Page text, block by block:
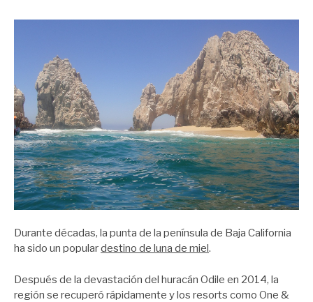
Durante décadas, la punta de la península de Baja California
ha sido un populardestino de luna de miel.
Después de la devastación del huracán Odile en 2014, la
región se recuperó rápidamente y los resorts como One &